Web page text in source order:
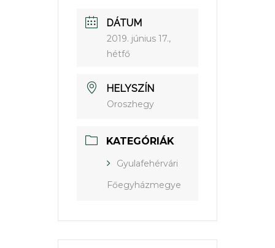
DÁTUM
2019. június 17.,
hétfő
HELYSZÍN
Oroszhegy
KATEGÓRIÁK
Gyulafehérvári
Főegyházmegye